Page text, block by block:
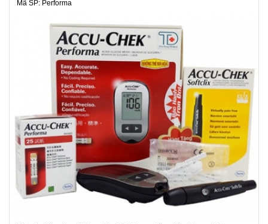
Mã SP: Performa